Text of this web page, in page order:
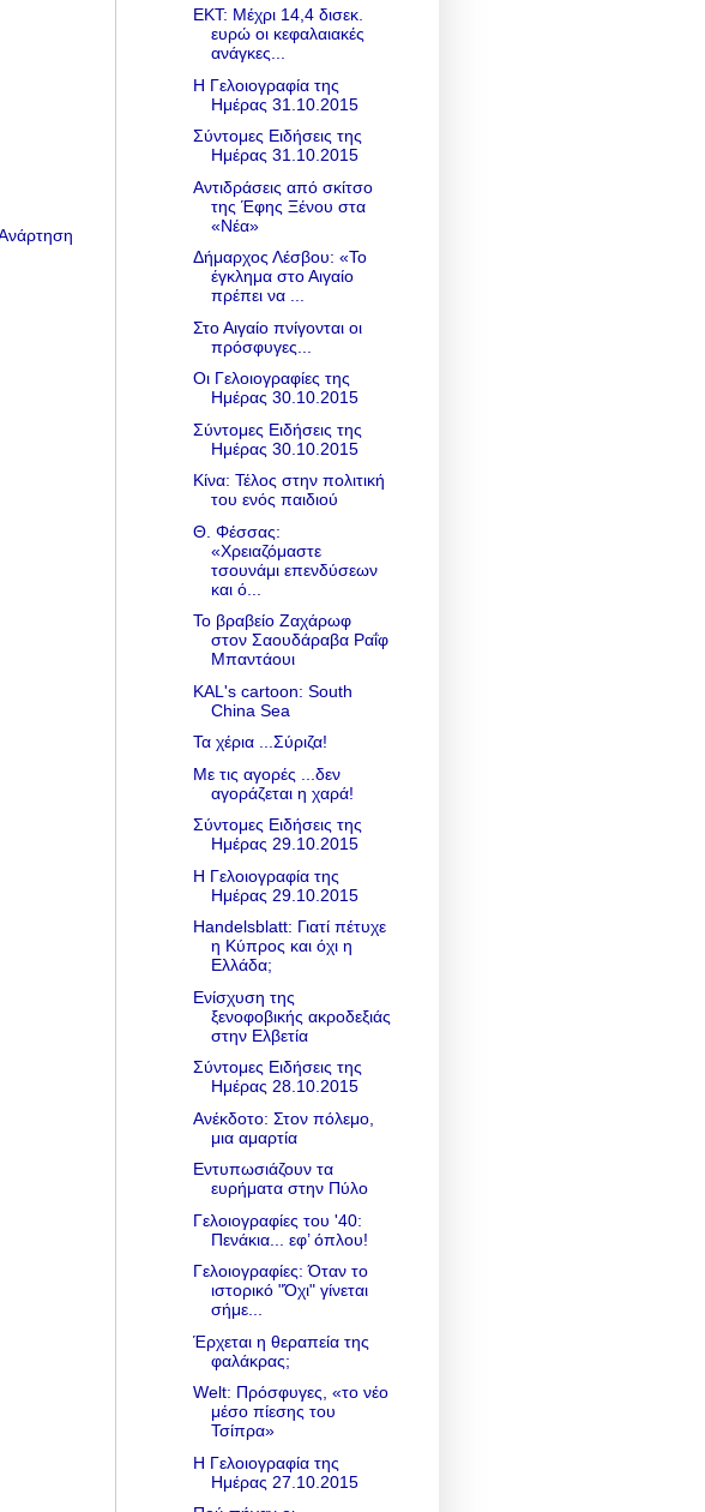
ΕΚΤ: Μέχρι 14,4 δισεκ.
ευρώ οι κεφαλαιακές
ανάγκες...
Η Γελοιογραφία της
Ημέρας 31.10.2015
Σύντομες Ειδήσεις της
Ημέρας 31.10.2015
Αντιδράσεις από σκίτσο
της Έφης Ξένου στα
«Νέα»
Δήμαρχος Λέσβου: «Το
έγκλημα στο Αιγαίο
πρέπει να ...
Στο Αιγαίο πνίγονται οι
πρόσφυγες...
Οι Γελοιογραφίες της
Ημέρας 30.10.2015
Σύντομες Ειδήσεις της
Ημέρας 30.10.2015
Κίνα: Τέλος στην πολιτική
του ενός παιδιού
Θ. Φέσσας:
«Χρειαζόμαστε
τσουνάμι επενδύσεων
και ό...
Το βραβείο Ζαχάρωφ
στον Σαουδάραβα Ραΐφ
Μπαντάουι
KAL's cartoon: South
China Sea
Τα χέρια ...Σύριζα!
Με τις αγορές ...δεν
αγοράζεται η χαρά!
Σύντομες Ειδήσεις της
Ημέρας 29.10.2015
Η Γελοιογραφία της
Ημέρας 29.10.2015
Handelsblatt: Γιατί πέτυχε
η Κύπρος και όχι η
Ελλάδα;
Ενίσχυση της
ξενοφοβικής ακροδεξιάς
στην Ελβετία
Σύντομες Ειδήσεις της
Ημέρας 28.10.2015
Ανέκδοτο: Στον πόλεμο,
μια αμαρτία
Εντυπωσιάζουν τα
ευρήματα στην Πύλο
Γελοιογραφίες του '40:
Πενάκια... εφ’ όπλου!
Γελοιογραφίες: Όταν το
ιστορικό "Όχι" γίνεται
σήμε...
Έρχεται η θεραπεία της
φαλάκρας;
Welt: Πρόσφυγες, «το νέο
μέσο πίεσης του
Τσίπρα»
Η Γελοιογραφία της
Ημέρας 27.10.2015